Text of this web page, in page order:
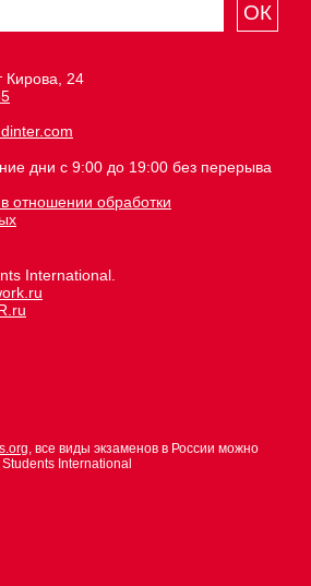
ОК
Кирова, 24
дни с 9:00 до 19:00 без перерыва
отношении обработки
International.
, все виды экзаменов в России можно
International